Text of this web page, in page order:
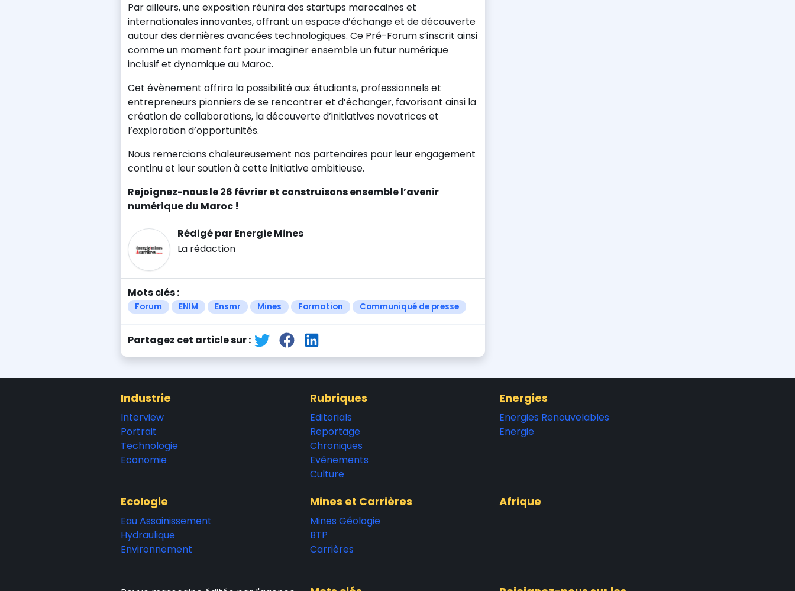
Par ailleurs, une exposition réunira des startups marocaines et
internationales innovantes, offrant un espace d’échange et de découverte
autour des dernières avancées technologiques. Ce Pré-Forum s’inscrit ainsi
comme un moment fort pour imaginer ensemble un futur numérique
inclusif et dynamique au Maroc.
Cet évènement offrira la possibilité aux étudiants, professionnels et
entrepreneurs pionniers de se rencontrer et d’échanger, favorisant ainsi la
création de collaborations, la découverte d’initiatives novatrices et
l’exploration d’opportunités.
Nous remercions chaleureusement nos partenaires pour leur engagement
continu et leur soutien à cette initiative ambitieuse.
Rejoignez-nous le 26 février et construisons ensemble l’avenir
numérique du Maroc !
Rédigé par Energie Mines
La rédaction
Mots clés :
Forum ENIM Ensmr Mines Formation Communiqué de presse
Partagez cet article sur :
Industrie
Interview
Portrait
Technologie
Economie
Rubriques
Editorials
Reportage
Chroniques
Evénements
Culture
Energies
Energies Renouvelables
Energie
Ecologie
Eau Assainissement
Hydraulique
Environnement
Mines et Carrières
Mines Géologie
BTP
Carrières
Afrique